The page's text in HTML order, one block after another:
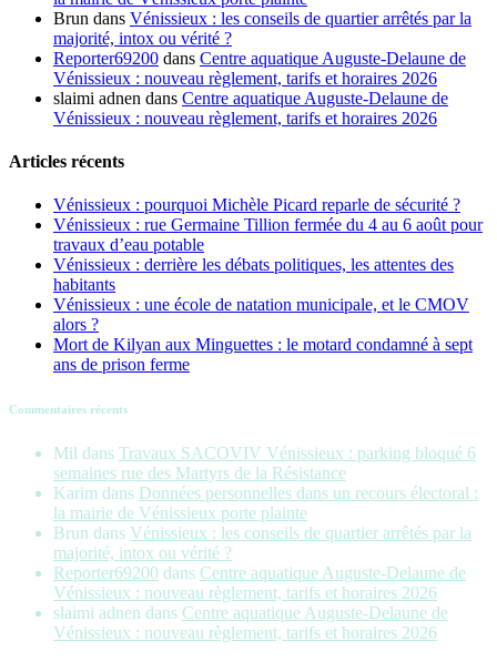
Brun dans Vénissieux : les conseils de quartier arrêtés par la
majorité, intox ou vérité ?
Reporter69200 dans Centre aquatique Auguste-Delaune de
Vénissieux : nouveau règlement, tarifs et horaires 2026
slaimi adnen dans Centre aquatique Auguste-Delaune de
Vénissieux : nouveau règlement, tarifs et horaires 2026
Articles récents
Vénissieux : pourquoi Michèle Picard reparle de sécurité ?
Vénissieux : rue Germaine Tillion fermée du 4 au 6 août pour
travaux d’eau potable
Vénissieux : derrière les débats politiques, les attentes des
habitants
Vénissieux : une école de natation municipale, et le CMOV
alors ?
Mort de Kilyan aux Minguettes : le motard condamné à sept
ans de prison ferme
Commentaires récents
Mil dans Travaux SACOVIV Vénissieux : parking bloqué 6
semaines rue des Martyrs de la Résistance
Karim dans Données personnelles dans un recours électoral :
la mairie de Vénissieux porte plainte
Brun dans Vénissieux : les conseils de quartier arrêtés par la
majorité, intox ou vérité ?
Reporter69200 dans Centre aquatique Auguste-Delaune de
Vénissieux : nouveau règlement, tarifs et horaires 2026
slaimi adnen dans Centre aquatique Auguste-Delaune de
Vénissieux : nouveau règlement, tarifs et horaires 2026